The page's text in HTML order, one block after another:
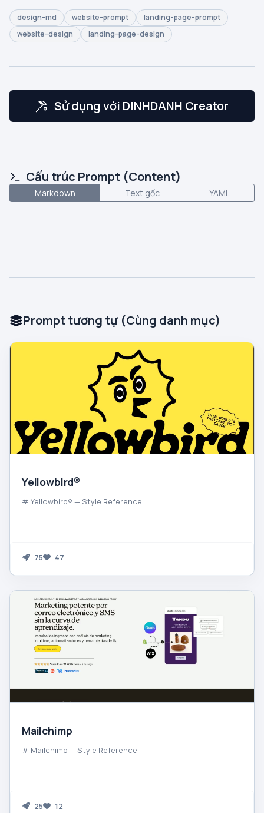
design-md website-prompt
landing-page-prompt
website-design
landing-page-design
Sử dụng với DINHDANH Creator
Cấu trúc Prompt (Content)
Markdown Text gốc YAML
Prompt tương tự (Cùng danh mục)
Yellowbird®
# Yellowbird® — Style Reference
75 47
Mailchimp
# Mailchimp — Style Reference
25 12